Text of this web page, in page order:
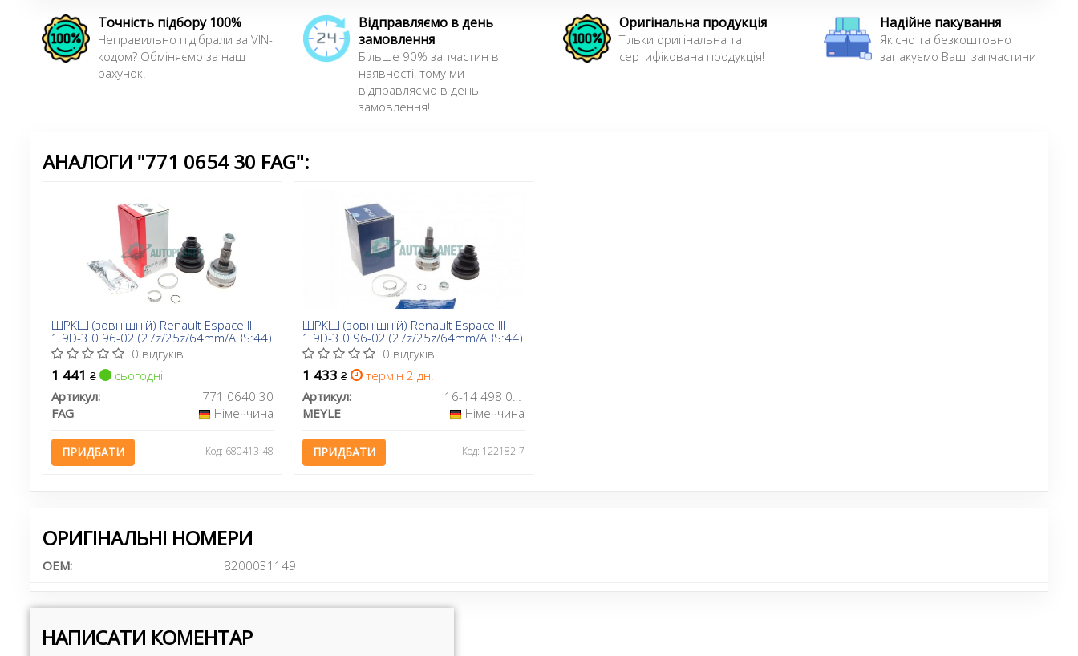
Точність підбору 100%
Неправильно підібрали за VIN-
кодом? Обміняємо за наш
рахунок!
Відправляємо в день
замовлення
Більше 90% запчастин в
наявності, тому ми
відправляємо в день
замовлення!
Оригінальна продукція
Тільки оригінальна та
сертифікована продукція!
Надійне пакування
Якісно та безкоштовно
запакуємо Ваші запчастини
АНАЛОГИ "771 0654 30 FAG":
ШРКШ (зовнішній) Renault Espace III
1.9D-3.0 96-02 (27z/25z/64mm/ABS:44)
0 відгуків
1 441 ₴
сьогодні
Артикул:
771 0640 30
FAG
Німеччина
ПРИДБАТИ Код: 680413-48
ШРКШ (зовнішній) Renault Espace III
1.9D-3.0 96-02 (27z/25z/64mm/ABS:44)
0 відгуків
1 433 ₴
термін 2 дн.
Артикул:
16-14 498 0036
MEYLE
Німеччина
ПРИДБАТИ Код: 122182-7
ОРИГІНАЛЬНІ НОМЕРИ
OEM: 8200031149
НАПИСАТИ КОМЕНТАР